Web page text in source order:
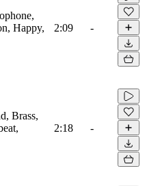
Happy,
2:09 -
Brass,
2:18 -